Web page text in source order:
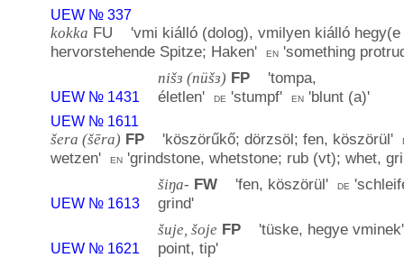
UEW № 337
kokka FU 'vmi kiálló (dolog), vmilyen kiálló
hervorstehende Spitze; Haken' en 'something
UEW № 1431
nišɜ (nüšɜ) FP 'tompa,
életlen' de 'stumpf' en 'blunt (a)'
UEW № 1611
šera (šēra) FP 'köszörűkő; dörzsöl; fen, köszörül'
wetzen' en 'grindstone, whetstone; rub (vt); whet,
UEW № 1613
šiŋa- FW 'fen, köszörül' de '
grind'
UEW № 1621
šuje, šoje FP 'tüske, hegye vminek
point, tip'